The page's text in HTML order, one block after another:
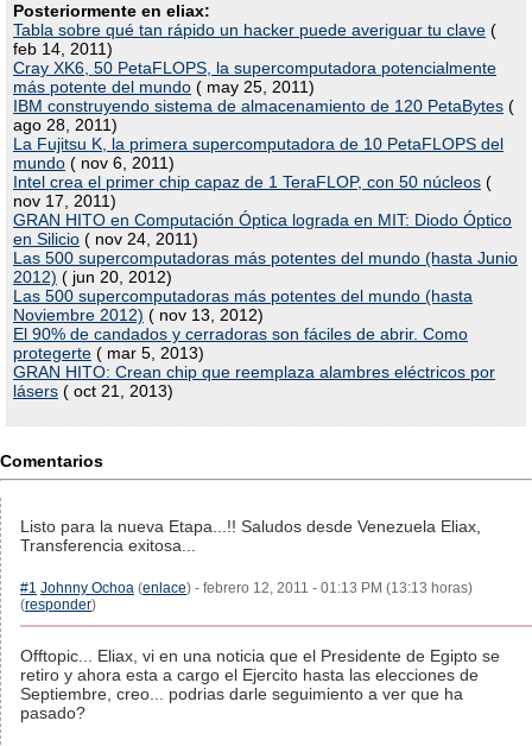
Posteriormente en eliax:
Tabla sobre qué tan rápido un hacker puede averiguar tu clave (
feb 14, 2011)
Cray XK6, 50 PetaFLOPS, la supercomputadora potencialmente
más potente del mundo ( may 25, 2011)
IBM construyendo sistema de almacenamiento de 120 PetaBytes (
ago 28, 2011)
La Fujitsu K, la primera supercomputadora de 10 PetaFLOPS del
mundo ( nov 6, 2011)
Intel crea el primer chip capaz de 1 TeraFLOP, con 50 núcleos (
nov 17, 2011)
GRAN HITO en Computación Óptica lograda en MIT: Diodo Óptico
en Silicio ( nov 24, 2011)
Las 500 supercomputadoras más potentes del mundo (hasta Junio
2012) ( jun 20, 2012)
Las 500 supercomputadoras más potentes del mundo (hasta
Noviembre 2012) ( nov 13, 2012)
El 90% de candados y cerradoras son fáciles de abrir. Como
protegerte ( mar 5, 2013)
GRAN HITO: Crean chip que reemplaza alambres eléctricos por
lásers ( oct 21, 2013)
Comentarios
Listo para la nueva Etapa...!! Saludos desde Venezuela Eliax,
Transferencia exitosa...
#1 Johnny Ochoa (enlace) - febrero 12, 2011 - 01:13 PM (13:13 horas)
(responder)
Offtopic... Eliax, vi en una noticia que el Presidente de Egipto se
retiro y ahora esta a cargo el Ejercito hasta las elecciones de
Septiembre, creo... podrias darle seguimiento a ver que ha
pasado?